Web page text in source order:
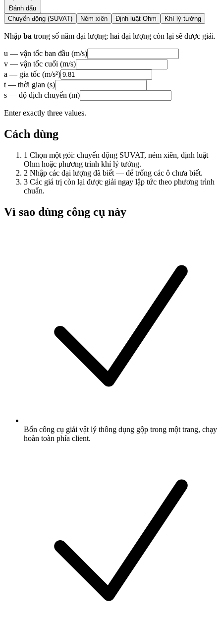
Đánh dấu
Chuyển động (SUVAT)
Ném xiên Định luật Ohm Khí lý tưởng
Nhập ba trong số năm đại lượng; hai đại lượng còn lại sẽ được giải.
u — vận tốc ban đầu (m/s)
v — vận tốc cuối (m/s)
a — gia tốc (m/s²)
t — thời gian (s)
s — độ dịch chuyển (m)
Enter exactly three values.
Cách dùng
1 Chọn một gói: chuyển động SUVAT, ném xiên, định luật
Ohm hoặc phương trình khí lý tưởng.
2 Nhập các đại lượng đã biết — để trống các ô chưa biết.
3 Các giá trị còn lại được giải ngay lập tức theo phương trình
chuẩn.
Vì sao dùng công cụ này
Bốn công cụ giải vật lý thông dụng gộp trong một trang, chạy
hoàn toàn phía client.